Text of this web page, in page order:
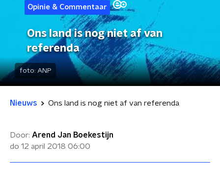
Opinie & Commentaar
Ons land is nog niet af van
referenda
foto: ANP
Nieuws Ons land is nog niet af van referenda
Door: Arend Jan Boekestijn
do 12 april 2018 06:00